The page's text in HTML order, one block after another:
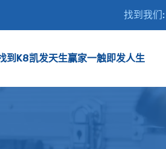
找到我们:
到K8凯发天生赢家一触即发人生